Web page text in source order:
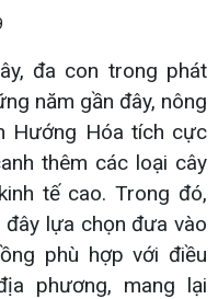
đa con trong phát
năm gần đây, nông
Hướng Hóa tích cực
thêm các loại cây
tế cao. Trong đó,
lựa chọn đưa vào
phù hợp với điều
phương, mang lại